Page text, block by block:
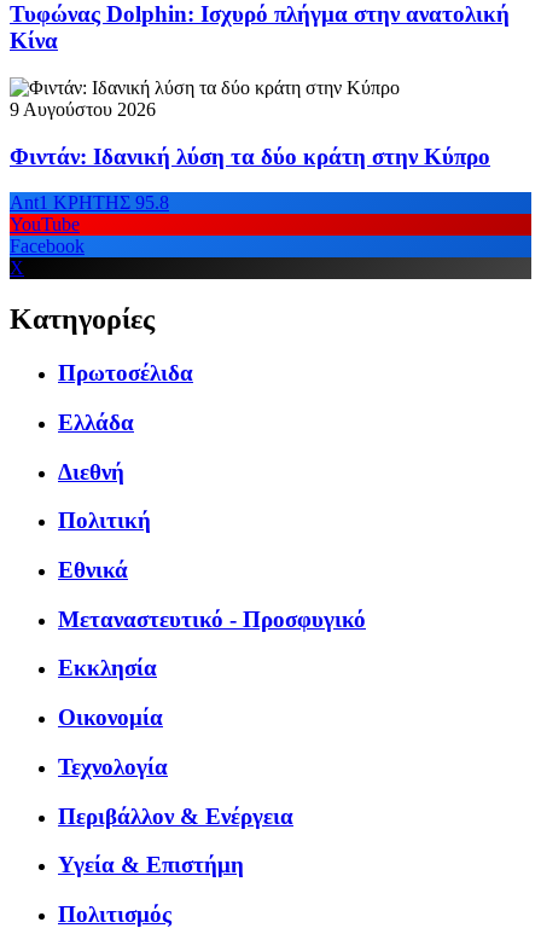
Τυφώνας Dolphin: Ισχυρό πλήγμα στην ανατολική
Κίνα
9 Αυγούστου 2026
Φιντάν: Ιδανική λύση τα δύο κράτη στην Κύπρο
Ant1 ΚΡΗΤΗΣ 95.8
YouTube
Facebook
X
Κατηγορίες
Πρωτοσέλιδα
Ελλάδα
Διεθνή
Πολιτική
Εθνικά
Μεταναστευτικό - Προσφυγικό
Εκκλησία
Οικονομία
Τεχνολογία
Περιβάλλον & Ενέργεια
Υγεία & Επιστήμη
Πολιτισμός